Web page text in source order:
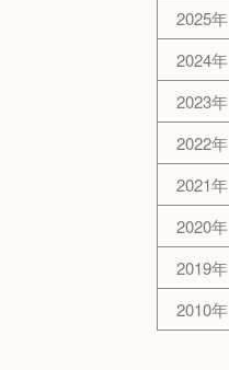
2025年
2024年
2023年
2022年
2021年
2020年
2019年
2010年